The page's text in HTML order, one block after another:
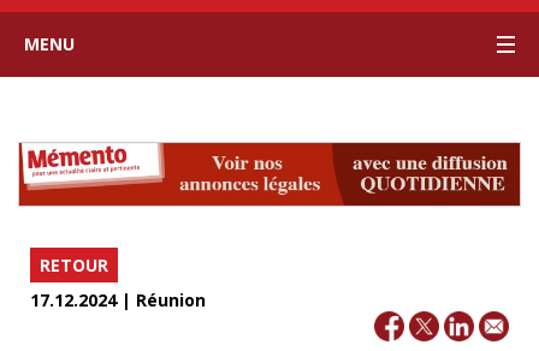
MENU
RETOUR
17.12.2024 | Réunion